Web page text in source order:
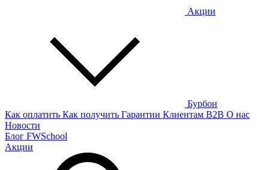
Акции
Бурбон
Как оплатить Как получить Гарантии Клиентам B2B О нас
Новости
Блог FWSchool
Акции